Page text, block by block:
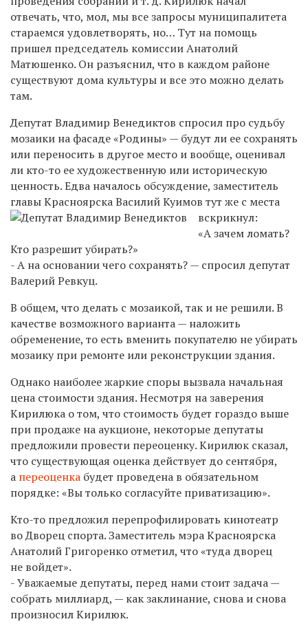
отвечать, что, мол, мы все запросы муниципалитета
стараемся удовлетворять, но… Тут на помощь
пришел председатель комиссии Анатолий
Матюшенко. Он разъяснил, что в каждом районе
существуют дома культуры и все это можно делать
там.
Депутат Владимир Венедиктов спросил про судьбу
мозаики на фасаде «Родины» — будут ли ее сохранять
или переносить в другое место и вообще, оценивал
ли кто-то ее художественную или историческую
ценность. Едва началось обсуждение, заместитель
главы Красноярска ВасилийКуимов тут же с места
вскрикнул:
«А зачем ломать?
Кто разрешит убирать?»
- А на основании чего сохранять? — спросил депутат
Валерий Ревкуц.
В общем, что делать с мозаикой, так и не решили. В
качестве возможного варианта — наложить
обременение, то есть вменить покупателю не убирать
мозаику при ремонте или реконструкции здания.
Однако наиболее жаркие споры вызвала начальная
цена стоимости здания. Несмотря на заверения
Кирилюка о том, что стоимость будет гораздо выше
при продаже на аукционе, некоторые депутаты
предложили провести переоценку. Кирилюк сказал,
что существующая оценка действует до сентября,
а переоценка будет проведена в обязательном
порядке: «Вы только согласуйте приватизацию».
Кто-то предложил перепрофилировать кинотеатр
во Дворец спорта. Заместитель мэра Красноярска
Анатолий Григоренко отметил, что «туда дворец
не войдет».
- Уважаемые депутаты, перед нами стоит задача —
собрать миллиард, — как заклинание, снова и снова
произносил Кирилюк.